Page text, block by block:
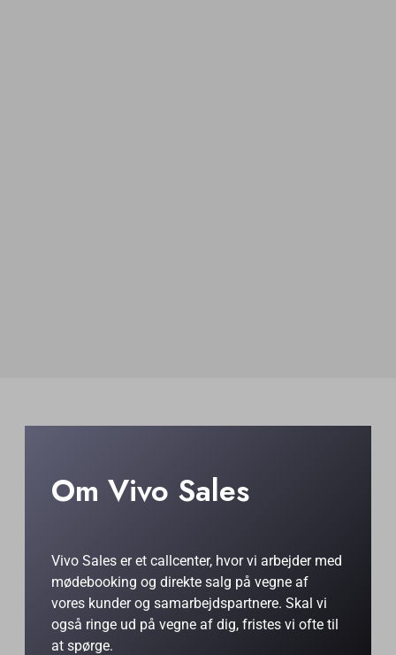
Om Vivo Sales
Vivo Sales er et callcenter, hvor vi arbejder med
mødebooking og direkte salg på vegne af
vores kunder og samarbejdspartnere. Skal vi
også ringe ud på vegne af dig, fristes vi ofte til
at spørge.